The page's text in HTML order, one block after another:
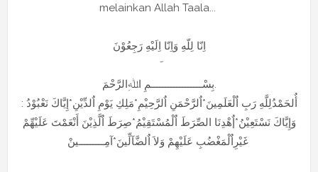
melainkan Allah Taala...
اِنّا لِلّهِ وَاِنّا اِلَيْهِ رَجِعُوْنَ
بِسْــــــــــــــــــمِ اﷲِالرَّحْمَ.
: أٌلحَمْدُلِلَّهِ رَبِ اٌلْعَلَمِينَ*اٌلرَّحْمَنِ اٌلرَّحِيْمِ*مَلِكِ يَوْمِ اٌلدِّيْنِ*إِيَّاكَ نَعْبُوْدُ
وَإِيَّاكَ نَسْتَعِيْنُ*إٌهْدِنَا الصِّرَطَ اٌلْمُسْتَقِيْمُ*صِرَطَ اٌلَّذِيْنَ أَنْعَمْتَ عَلَيْهِّمْ
غَيْرِاٌلْمَغْضُبِ عَلَيْهِمْ وَلاَ اٌلضَّآلِّينَ*آمِـــــــــينْ